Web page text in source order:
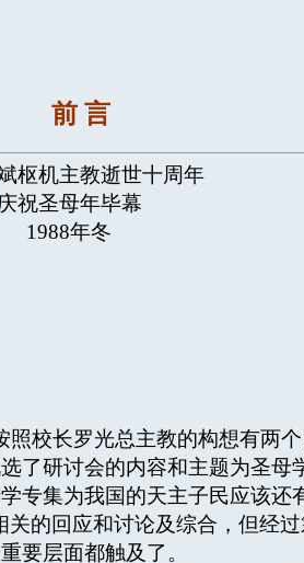
前 言
枢机主教逝世十周年
祝圣母年毕幕
1988年冬
校长罗光总主教的构想有两
了研讨会的内容和主题为圣母
专集为我国的天主子民应该还
的回应和讨论及综合，但经
要层面都触及了。